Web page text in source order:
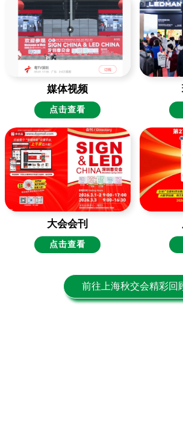
媒体视频
点击查看
大会会刊
点击查看
前往上海秋交会精彩回